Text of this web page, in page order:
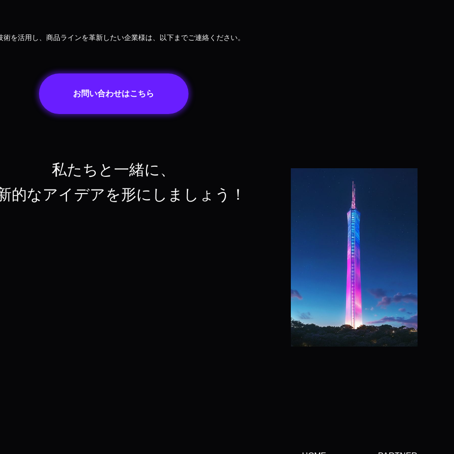
術を活用し、商品ラインを革新したい企業様は、以下までご連絡ください。
お問い合わせはこちら
私たちと一緒に、
的なアイデアを形にしましょう！